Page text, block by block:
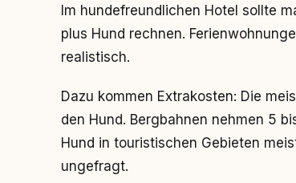
Im hundefreundlichen Hotel sollte
plus Hund rechnen.
realistisch.
Dazu kommen Extrakosten: Die
den Hund. Bergbahnen nehmen 5
Hund in touristischen Gebieten
ungefragt.